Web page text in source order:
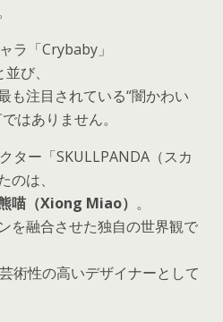
ラ「Crybaby」
び、
も注目されている“闇かわい
はありません。
ター「SKULLPANDA（スカ
は、
喵（Xiong Miao） 。
を融合させた独自の世界観で
術性の高いデザイナーとして